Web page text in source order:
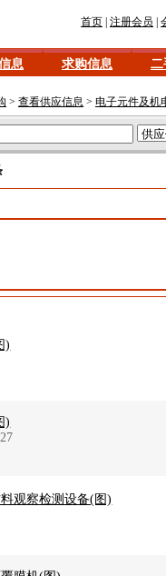
首页 注册会员
息 求购信息 二
> 查看供应信息 > 电子元件及机
)
)
观察检测设备(图)